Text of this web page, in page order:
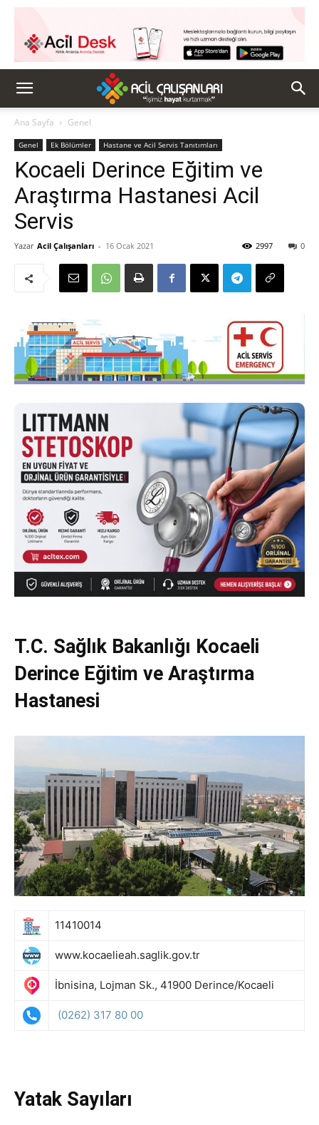
Ana Sayfa Genel
Genel Ek Bölümler Hastane ve Acil Servis Tanıtımları
Kocaeli Derince Eğitim ve
Araştırma Hastanesi Acil
Servis
Yazar Acil Çalışanları - 16 Ocak 2021 0
2997
T.C. Sağlık Bakanlığı Kocaeli
Derince Eğitim ve Araştırma
Hastanesi
11410014
www.kocaelieah.saglik.gov.tr
İbnisina, Lojman Sk., 41900 Derince/Kocaeli
(0262) 317 80 00
Yatak Sayıları